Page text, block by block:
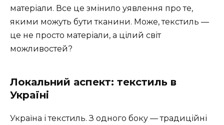
матеріали. Все це змінило уявлення про те,
якими можуть бути тканини. Може, текстиль —
це не просто матеріали, а цілий світ
можливостей?
Локальний аспект: текстиль в
Україні
Україна і текстиль. З одного боку — традиційні